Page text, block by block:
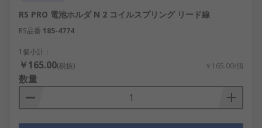
RS PRO 電池ホルダ N 2 コイルスプリング リード線
RS品番 185-4774
1個小計：
￥165.00(税抜) ￥165.00/個
数量